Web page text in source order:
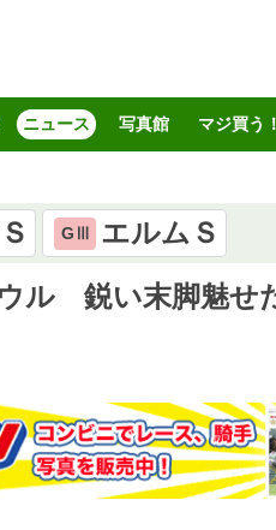
ニュース 写真館 マジ買う！
GⅢ
エルムＳ
ウル 鋭い末脚魅